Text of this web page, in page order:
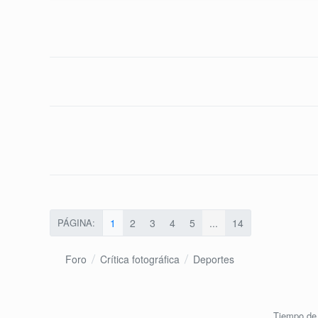
PÁGINA: 1 2 3 4 5 ... 14
Foro Crítica fotográfica Deportes
Tiempo